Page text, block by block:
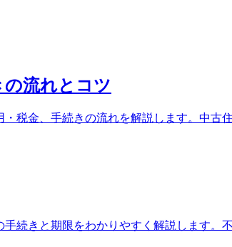
流れとコツ
税金、手続きの流れを解説します。中古
続きと期限をわかりやすく解説します。